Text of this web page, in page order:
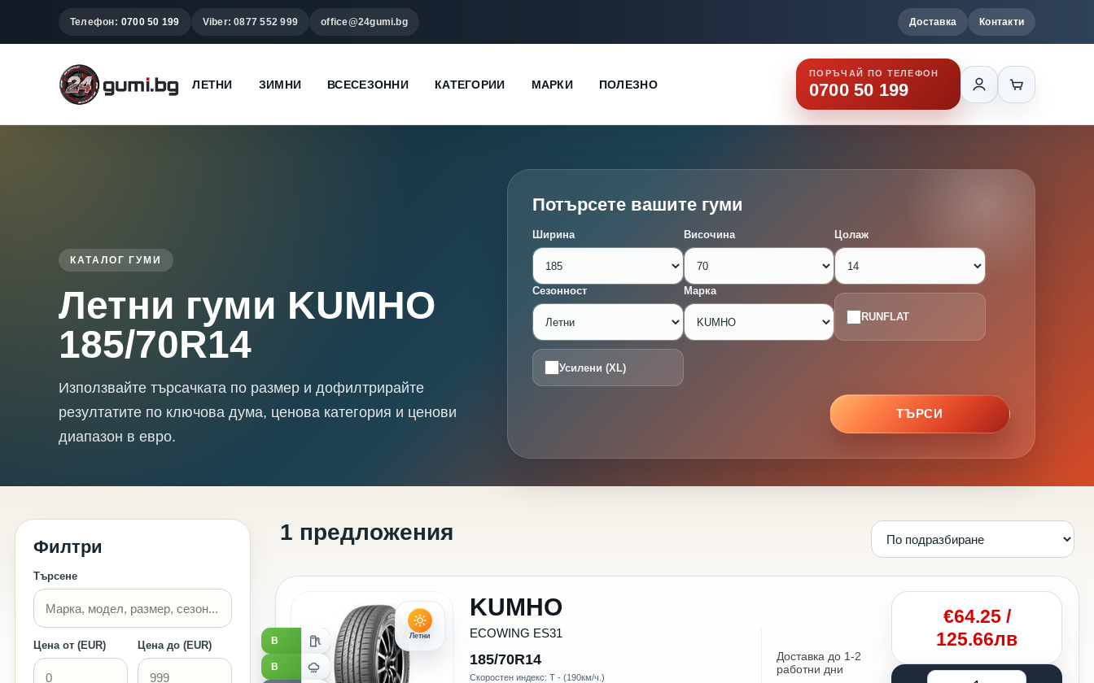
Телефон: 0700 50 199 Viber: 0877 552 999 office@24gumi.bg Доставка Контакти
ЛЕТНИ ЗИМНИ ВСЕСЕЗОННИ КАТЕГОРИИ МАРКИ ПОЛЕЗНО
ПОРЪЧАЙ ПО ТЕЛЕФОН
0700 50 199
КАТАЛОГ ГУМИ
Летни гуми KUMHO
185/70R14
Използвайте търсачката по размер и дофилтрирайте
резултатите по ключова дума, ценова категория и ценови
диапазон в евро.
Потърсете вашите гуми
Ширина Височина Цолаж
Сезонност Марка
RUNFLAT
Усилени (XL)
ТЪРСИ
Филтри
Търсене
Цена от (EUR) Цена до (EUR)
1 предложения
Летни
KUMHO
ECOWING ES31
185/70R14
B
B
Скоростен индекс: T - (190км/ч.)
Доставка до 1-2
работни дни
€64.25/
125.66лв